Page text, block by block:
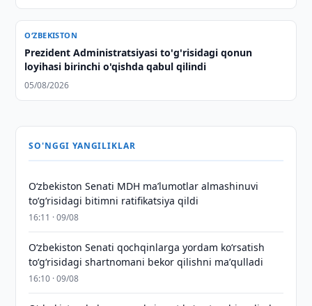
O‘ZBEKISTON
Prezident Administratsiyasi to'g'risidagi qonun
loyihasi birinchi o'qishda qabul qilindi
05/08/2026
SO'NGGI YANGILIKLAR
Oʻzbekiston Senati MDH maʼlumotlar almashinuvi
toʻgʻrisidagi bitimni ratifikatsiya qildi
16:11 · 09/08
Oʻzbekiston Senati qochqinlarga yordam koʻrsatish
toʻgʻrisidagi shartnomani bekor qilishni maʼqulladi
16:10 · 09/08